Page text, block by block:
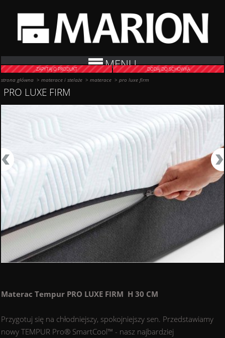
MENU
ZAPYTAJ O PRODUKT DODAJ DO SCHOWKA
strona główna >materace i stelaże >materace >pro luxe firm
PRO LUXE FIRM
Materac Tempur PRO LUXE FIRM H 30 CM
Przygotuj się na chłodniejszy, spokojniejszy sen. Przedstawiamy
nowy TEMPUR Pro® SmartCool™ - nasz najbardziej